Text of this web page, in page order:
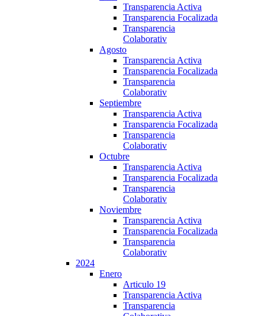
Transparencia Activa
Transparencia Focalizada
Transparencia
Colaborativ
Agosto
Transparencia Activa
Transparencia Focalizada
Transparencia
Colaborativ
Septiembre
Transparencia Activa
Transparencia Focalizada
Transparencia
Colaborativ
Octubre
Transparencia Activa
Transparencia Focalizada
Transparencia
Colaborativ
Noviembre
Transparencia Activa
Transparencia Focalizada
Transparencia
Colaborativ
2024
Enero
Articulo 19
Transparencia Activa
Transparencia